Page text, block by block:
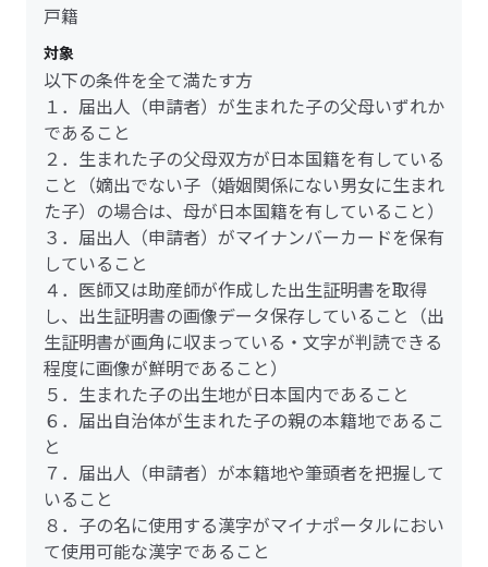
戸籍
対象
以下の条件を全て満たす方
１．届出人（申請者）が生まれた子の父母いずれか
であること
２．生まれた子の父母双方が日本国籍を有している
こと（嫡出でない子（婚姻関係にない男女に生まれ
た子）の場合は、母が日本国籍を有していること）
３．届出人（申請者）がマイナンバーカードを保有
していること
４．医師又は助産師が作成した出生証明書を取得
し、出生証明書の画像データ保存していること（出
生証明書が画角に収まっている・文字が判読できる
程度に画像が鮮明であること）
５．生まれた子の出生地が日本国内であること
６．届出自治体が生まれた子の親の本籍地であるこ
と
７．届出人（申請者）が本籍地や筆頭者を把握して
いること
８．子の名に使用する漢字がマイナポータルにおい
て使用可能な漢字であること